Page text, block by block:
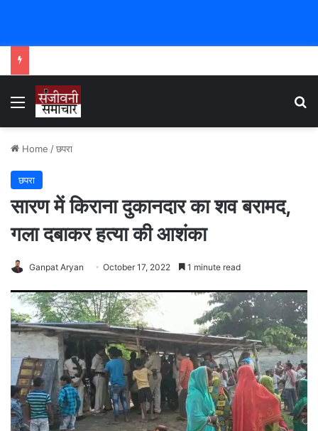
Menu
Home /छपरा
छपरा
सारण में किराना दुकानदार का शव बरामद,
गला दबाकर हत्या की आशंका
Ganpat Aryan October 17, 2022 1 minute read